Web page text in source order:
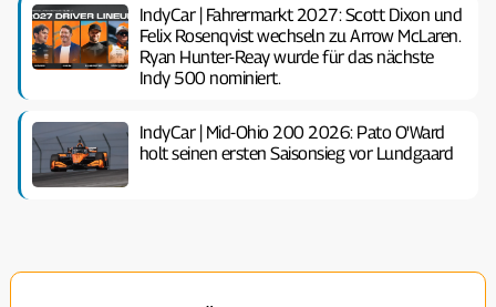
IndyCar | Fahrermarkt 2027: Scott Dixon und
Felix Rosenqvist wechseln zu Arrow McLaren.
Ryan Hunter-Reay wurde für das nächste
Indy 500 nominiert.
IndyCar | Mid-Ohio 200 2026: Pato O'Ward
holt seinen ersten Saisonsieg vor Lundgaard